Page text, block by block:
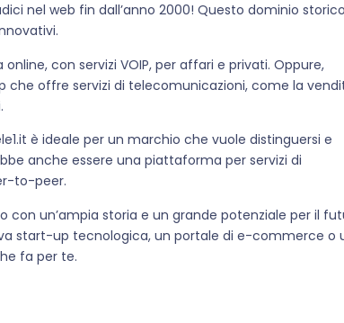
nel web fin dall’anno 2000! Questo dominio storico
con servizi VOIP, per affari e privati. Oppure,
offre servizi di telecomunicazioni, come la
è ideale per un marchio che vuole distinguersi e
anche essere una piattaforma per servizi di
to-peer.
con un’ampia storia e un grande potenziale per il
start-up tecnologica, un portale di e-commerce o
fa per te.